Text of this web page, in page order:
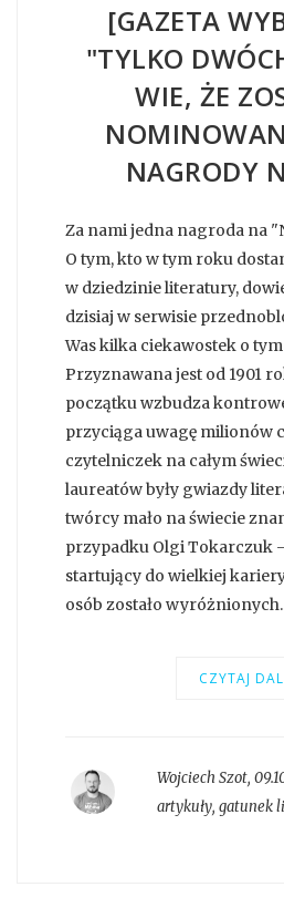
[GAZETA
"TYLKO
WIE, ŻE
NAGRODY
Za nami jedna nagroda na
O tym, kto w tym roku
w dziedzinie literatury,
dzisiaj w serwisie
Was kilka ciekawostek o
Przyznawana jest od 1901
początku wzbudza
przyciąga uwagę milionów
czytelniczek na całym
laureatów były gwiazdy
twórcy mało na świecie
przypadku Olgi Tokarczuk
startujący do wielkiej
osób zostało
CZYTAJ
Wojciech Szot,
artykuły, gatunek